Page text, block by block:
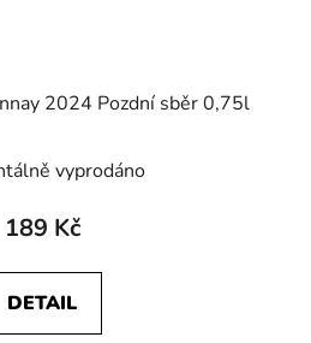
2024 Pozdní sběr 0,75l
vyprodáno
189 Kč
DETAIL